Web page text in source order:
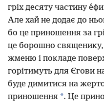
гріх десяту частину е́фи
Але хай не додає до
бо це приношення за
це борошно священику,
жменю і покладе
горітимуть для Єгови
буде димитися на
приношення *. Це